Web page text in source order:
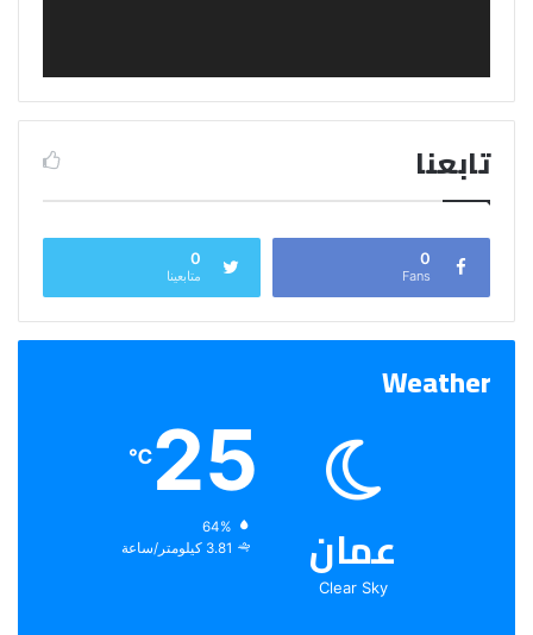
تابعنا
0
Fans
0
متابعينا
Weather
عمان
Clear Sky
25
℃
الرطوبة:
الرياح: